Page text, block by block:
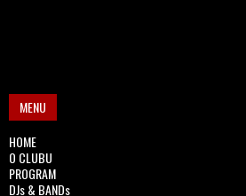
MENU
HOME
O CLUBU
PROGRAM
DJs & BANDs